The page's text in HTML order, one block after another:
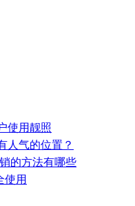
使用靓照
人气的位置？
的方法有哪些
使用